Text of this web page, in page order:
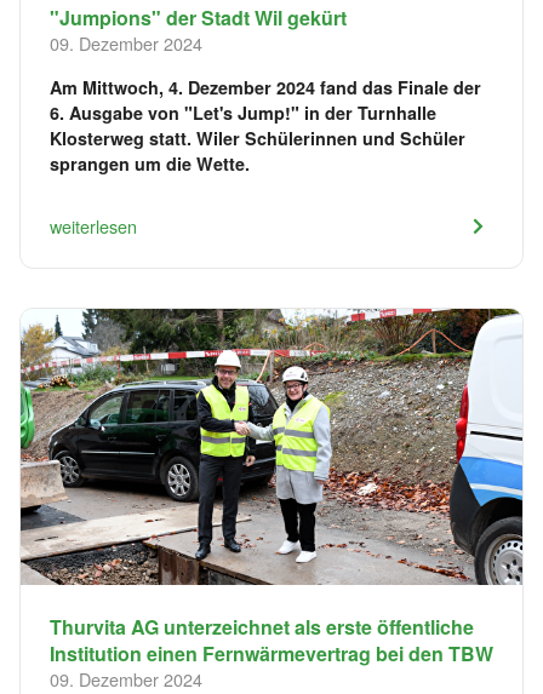
"Jumpions" der Stadt Wil gekürt
09. Dezember 2024
Am Mittwoch, 4. Dezember 2024 fand das Finale der
6. Ausgabe von "Let's Jump!" in der Turnhalle
Klosterweg statt. Wiler Schülerinnen und Schüler
sprangen um die Wette.
weiterlesen
Thurvita AG unterzeichnet als erste öffentliche
Institution einen Fernwärmevertrag bei den TBW
09. Dezember 2024